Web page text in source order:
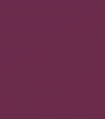
test. Vous
de droite à
redirigée vers la
ls s'inscrit dans le